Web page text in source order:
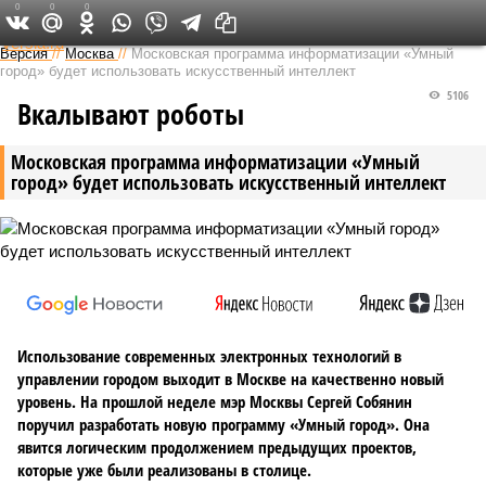
Федеральный выпуск
Версия //Москва //Московская программа информатизации «Умный
город» будет использовать искусственный интеллект
Московская программа информатизации «Умный
город» будет использовать искусственный интеллект
5106
Вкалывают роботы
Использование современных электронных технологий в
управлении городом выходит в Москве на качественно новый
уровень. На прошлой неделе мэр Москвы Сергей Собянин
поручил разработать новую программу «Умный город». Она
явится логическим продолжением предыдущих проектов,
которые уже были реализованы в столице.
0 0 0